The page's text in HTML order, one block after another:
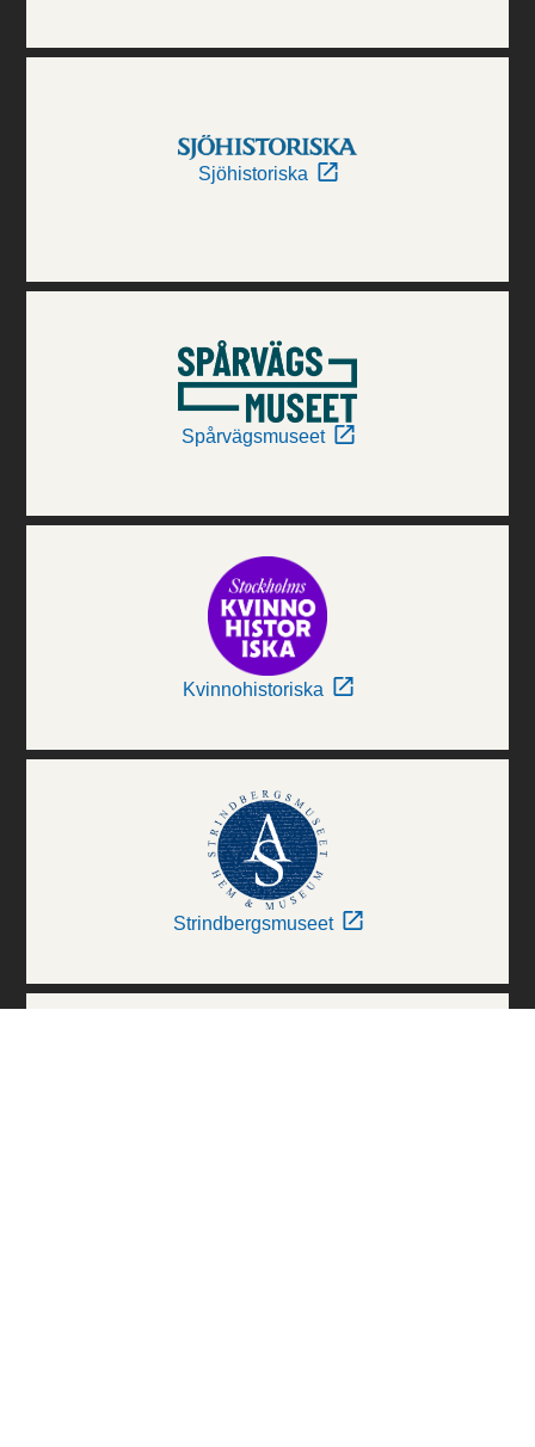
Sjöhistoriska
Spårvägsmuseet
Kvinnohistoriska
Strindbergsmuseet